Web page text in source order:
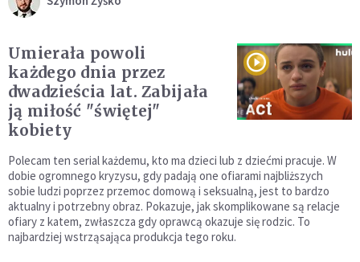
Umierała powoli
każdego dnia przez
dwadzieścia lat. Zabijała
ją miłość "świętej"
kobiety
Polecam ten serial każdemu, kto ma dzieci lub z dziećmi pracuje. W
dobie ogromnego kryzysu, gdy padają one ofiarami najbliższych
sobie ludzi poprzez przemoc domową i seksualną, jest to bardzo
aktualny i potrzebny obraz. Pokazuje, jak skomplikowane są relacje
ofiary z katem, zwłaszcza gdy oprawcą okazuje się rodzic. To
najbardziej wstrząsająca produkcja tego roku.